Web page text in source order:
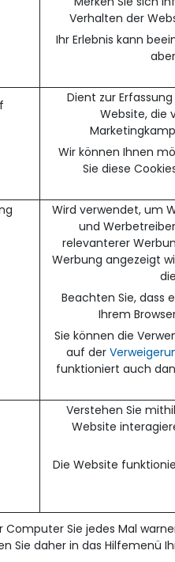
Verhalten der
Ihr Erlebnis kann
Dient zur
Website, die
Wir können Ihnen
Sie diese
Wird verwendet, um
und
relevanterer
Werbung angezeigt
Beachten Sie, dass
Ihrem
Sie können die
auf der
funktioniert auch
Verstehen Sie
Website
Die Website
Computer Sie jedes Mal
Sie daher in das Hilfemenü